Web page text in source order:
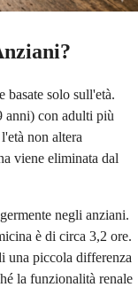
basate solo sull'età.
anni) con adulti più
non altera
viene eliminata dal
negli anziani.
è di circa 3,2 ore.
una piccola differenza
la funzionalità renale